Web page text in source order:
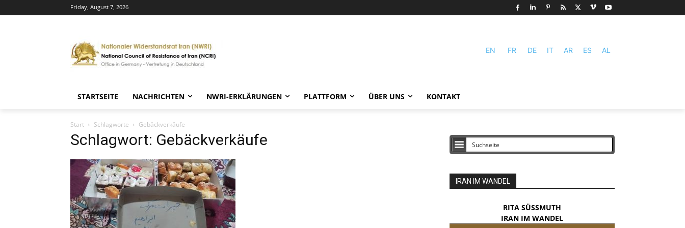
Friday, August 7, 2026
EN FR DE IT AR ES AL
STARTSEITE NACHRICHTEN NWRI-ERKLÄRUNGEN PLATTFORM ÜBER UNS KONTAKT
Start Schlagworte Gebäckverkäufe
Schlagwort: Gebäckverkäufe
IRAN IM WANDEL
RITA SÜSSMUTH
IRAN IM WANDEL